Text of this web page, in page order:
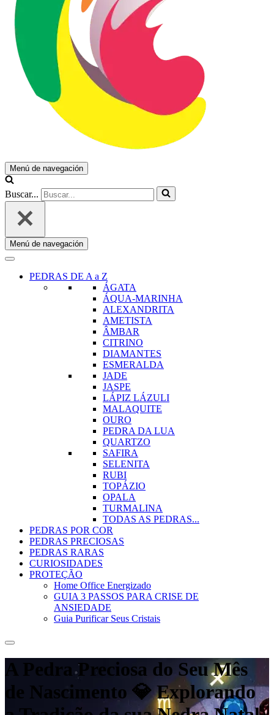
Menú de navegación
Buscar...
Menú de navegación
PEDRAS DE A a Z
ÁGATA
ÁQUA-MARINHA
ALEXANDRITA
AMETISTA
ÂMBAR
CITRINO
DIAMANTES
ESMERALDA
JADE
JASPE
LÁPIZ LÁZULI
MALAQUITE
OURO
PEDRA DA LUA
QUARTZO
SAFIRA
SELENITA
RUBI
TOPÁZIO
OPALA
TURMALINA
TODAS AS PEDRAS...
PEDRAS POR COR
PEDRAS PRECIOSAS
PEDRAS RARAS
CURIOSIDADES
PROTEÇÃO
Home Office Energizado
GUIA 3 PASSOS PARA CRISE DE
ANSIEDADE
Guia Purificar Seus Cristais
A Pedra Preciosa do Seu Mês
de Nascimento 💎 Explorando